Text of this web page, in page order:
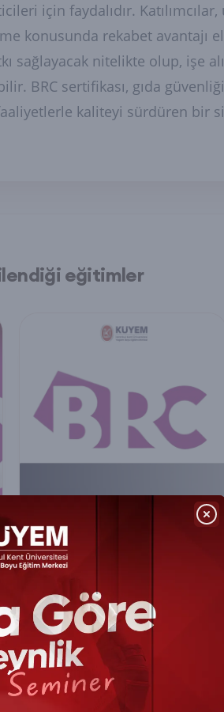
için faydalıdır.
konusunda rekabet avantajı
sağlayacak nitelikte olup, işe
BRC sertifikası, gıda
kaliteyi sürdüren bir
eğitimler
SEMINER PROGRAMI
Brc Semineri
sertifika.kent.edu.tr